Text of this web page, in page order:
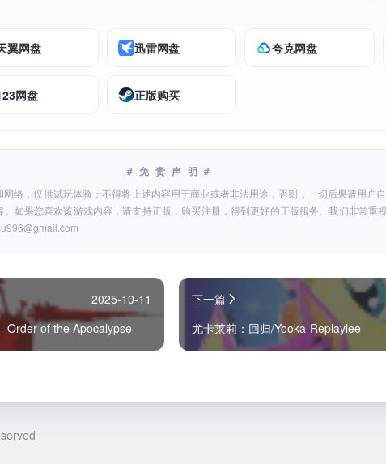
翼网盘 迅雷网盘 夸克网盘
网盘 正版购买
#免责声明#
络，仅供试玩体验；不得将上述内容用于商业或者非法用途，否则，一切后果请用户
如果您喜欢该游戏内容，请支持正版，购买注册，得到更好的正版服务。我们非常重
2025-10-11
Order of the Apocalypse
下一篇
尤卡莱莉：回归/Yooka-Replaylee